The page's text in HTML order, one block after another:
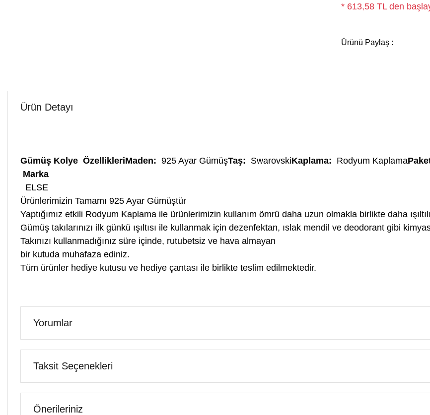
* 613,58 TL den
Ürünü Paylaş :
Ürün Detayı
Gümüş Kolye ÖzellikleriMaden: 925 Ayar GümüşTaş: SwarovskiKaplama: Rodyum Kaplama
Marka
ELSE
Ürünlerimizin Tamamı 925 Ayar Gümüştür
Yaptığımız etkili Rodyum Kaplama ile ürünlerimizin kullanım ömrü daha uzun olmakla birlikte daha
Gümüş takılarınızı ilk günkü ışıltısı ile kullanmak için dezenfektan, ıslak mendil ve deodorant gibi
Takınızı kullanmadığınız süre içinde, rutubetsiz ve hava almayan
bir kutuda muhafaza ediniz.
Tüm ürünler hediye kutusu ve hediye çantası ile birlikte teslim edilmektedir.
Yorumlar
Taksit Seçenekleri
Önerileriniz